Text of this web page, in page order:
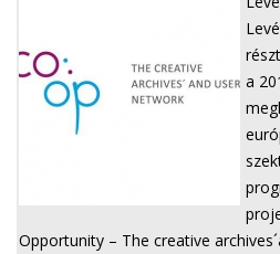
a
Opportunity – The creative